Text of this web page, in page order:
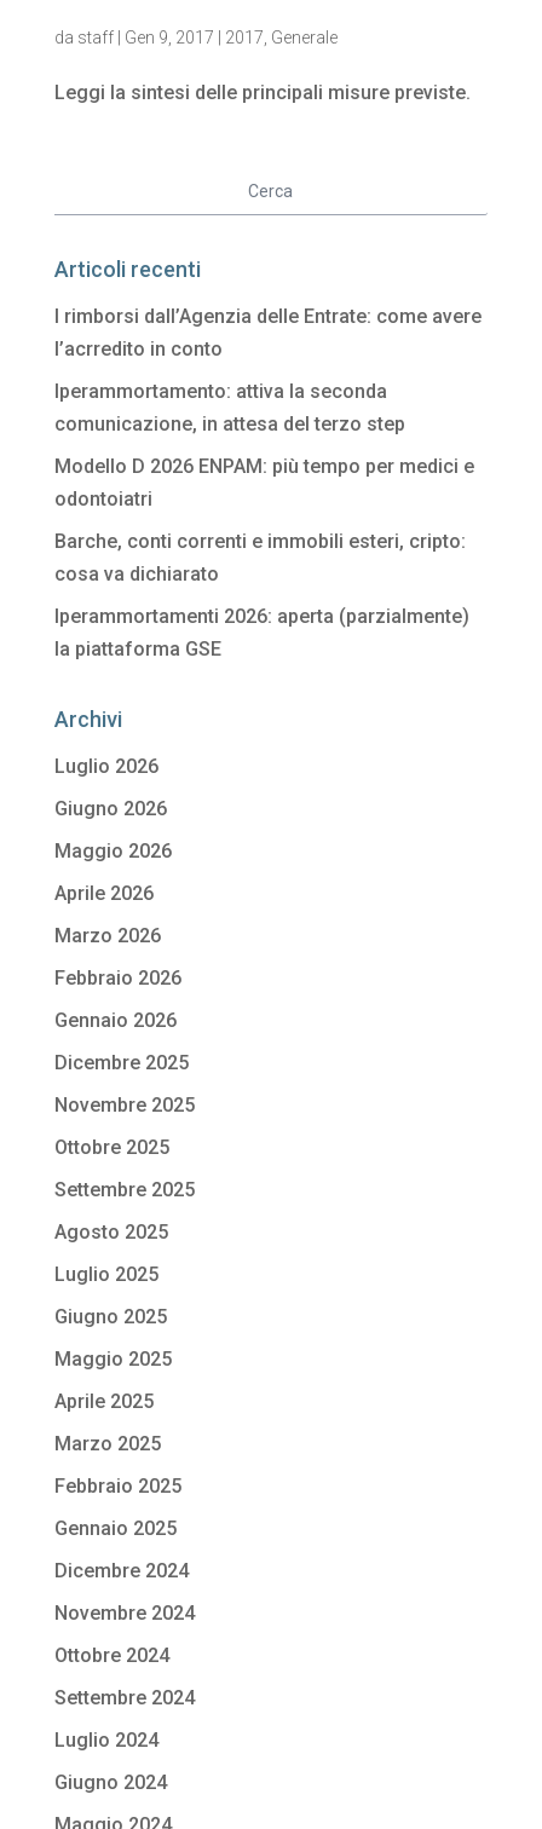
da staff| Gen 9, 2017 2017 Generale
Leggi la sintesi delle principali misure previste.
Articoli recenti
I rimborsi dall’Agenzia delle Entrate: come avere
l’acrredito in conto
Iperammortamento: attiva la seconda
comunicazione, in attesa del terzo step
Modello D 2026 ENPAM: più tempo per medici e
odontoiatri
Barche, conti correnti e immobili esteri, cripto:
cosa va dichiarato
Iperammortamenti 2026: aperta (parzialmente)
la piattaforma GSE
Archivi
Luglio 2026
Giugno 2026
Maggio 2026
Aprile 2026
Marzo 2026
Febbraio 2026
Gennaio 2026
Dicembre 2025
Novembre 2025
Ottobre 2025
Settembre 2025
Agosto 2025
Luglio 2025
Giugno 2025
Maggio 2025
Aprile 2025
Marzo 2025
Febbraio 2025
Gennaio 2025
Dicembre 2024
Novembre 2024
Ottobre 2024
Settembre 2024
Luglio 2024
Giugno 2024